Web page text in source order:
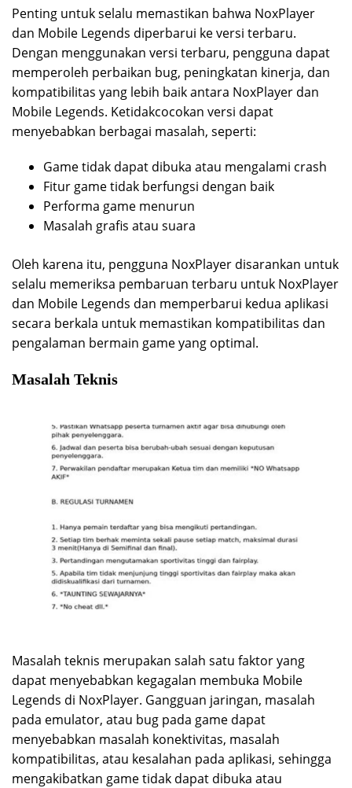
Penting untuk selalu memastikan bahwa NoxPlayer
dan Mobile Legends diperbarui ke versi terbaru.
Dengan menggunakan versi terbaru, pengguna dapat
memperoleh perbaikan bug, peningkatan kinerja, dan
kompatibilitas yang lebih baik antara NoxPlayer dan
Mobile Legends. Ketidakcocokan versi dapat
menyebabkan berbagai masalah, seperti:
Game tidak dapat dibuka atau mengalami crash
Fitur game tidak berfungsi dengan baik
Performa game menurun
Masalah grafis atau suara
Oleh karena itu, pengguna NoxPlayer disarankan untuk
selalu memeriksa pembaruan terbaru untuk NoxPlayer
dan Mobile Legends dan memperbarui kedua aplikasi
secara berkala untuk memastikan kompatibilitas dan
pengalaman bermain game yang optimal.
Masalah Teknis
Masalah teknis merupakan salah satu faktor yang
dapat menyebabkan kegagalan membuka Mobile
Legends di NoxPlayer. Gangguan jaringan, masalah
pada emulator, atau bug pada game dapat
menyebabkan masalah konektivitas, masalah
kompatibilitas, atau kesalahan pada aplikasi, sehingga
mengakibatkan game tidak dapat dibuka atau